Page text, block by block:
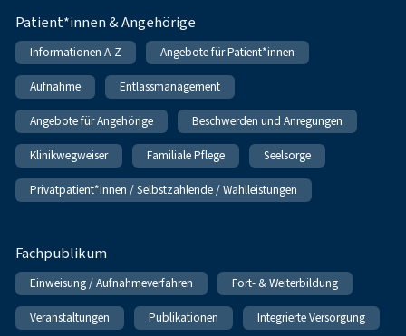
Patient*innen & Angehörige
Informationen A-Z Angebote für Patient*innen
Aufnahme Entlassmanagement
Angebote für Angehörige Beschwerden und Anregungen
Klinikwegweiser Familiale Pflege Seelsorge
Privatpatient*innen / Selbstzahlende / Wahlleistungen
Fachpublikum
Einweisung / Aufnahmeverfahren Fort- & Weiterbildung
Veranstaltungen Publikationen Integrierte Versorgung